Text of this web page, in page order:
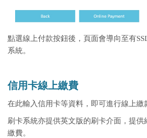
點選線上付款按鈕後，頁面會導向至有
系統。
信用卡線上繳費
在此輸入信用卡等資料，即可進行線上繳
刷卡系統亦提供英文版的刷卡介面，提供
繳費。